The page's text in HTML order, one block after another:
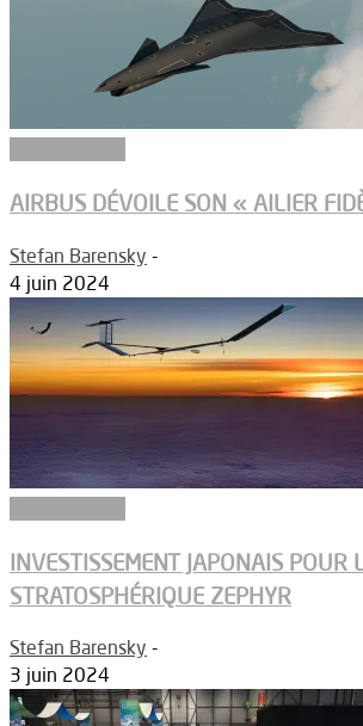
AIRBUS DÉVOILE SON « AILIER
Stefan Barensky -
4 juin 2024
INVESTISSEMENT JAPONAIS POUR
STRATOSPHÉRIQUE ZEPHYR
Stefan Barensky -
3 juin 2024